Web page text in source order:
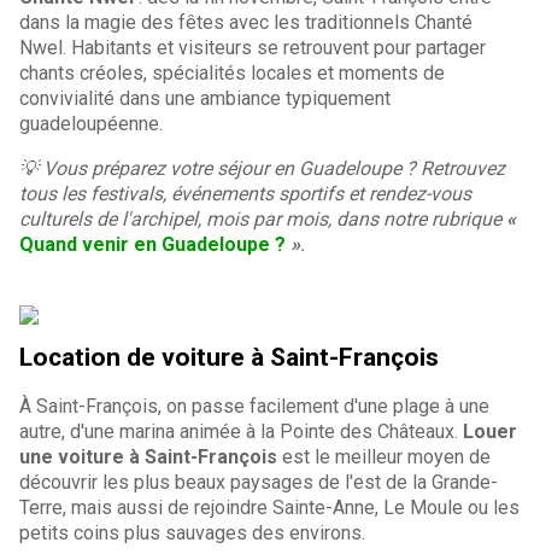
dans la magie des fêtes avec les traditionnels Chanté
Nwel. Habitants et visiteurs se retrouvent pour partager
chants créoles, spécialités locales et moments de
convivialité dans une ambiance typiquement
guadeloupéenne.
💡 Vous préparez votre séjour en Guadeloupe ? Retrouvez
tous les festivals, événements sportifs et rendez-vous
culturels de l'archipel, mois par mois, dans notre rubrique«
Quand venir en Guadeloupe ? ».
Location de voiture à Saint-François
À Saint-François, on passe facilement d'une plage à une
autre, d'une marina animée à la Pointe des Châteaux. Louer
une voiture à Saint-François est le meilleur moyen de
découvrir les plus beaux paysages de l'est de la Grande-
Terre, mais aussi de rejoindre Sainte-Anne, Le Moule ou les
petits coins plus sauvages des environs.